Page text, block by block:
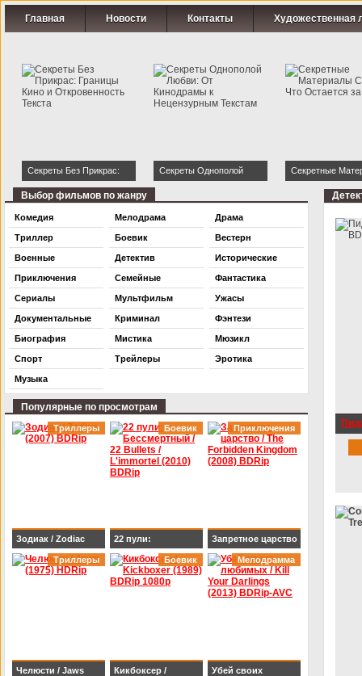
Главная Новости Контакты Художественная
Секреты Без Прикрас:
Границы Кино и
Секреты Однополой
Секретные
Страсти: Что
Выбор фильмов по жанру
Комедия
Триллер
Военные
Приключения
Сериалы
Документальные
Биография
Спорт
Музыка
Мелодрама
Боевик
Детектив
Семейные
Мультфильм
Криминал
Мистика
Трейлеры
Драма
Вестерн
Исторические
Фантастика
Ужасы
Фэнтези
Мюзикл
Эротика
Популярные по просмотрам
Зодиак / Zodiac
(2007) BDRip
Триллеры
22 пули:
Бессмертный / 22
Bullets / L'immortel
Боевик
Запретное царство
/ The Forbidden
Kingdom (2008)
Приключения
Челюсти / Jaws
Триллеры
Кикбоксер /
Боевик
Убей своих
Мелодрамма